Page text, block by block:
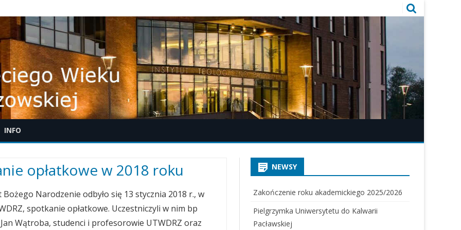
content
INFO
opłatkowe w 2018 roku
Bożego Narodzenie odbyło się 13 stycznia 2018 r., w
spotkanie opłatkowe. Uczestniczyli w nim bp
Wątroba, studenci i profesorowie UTWDRZ oraz
NEWSY
Zakończenie roku akademickiego 2025/2026
Pielgrzymka Uniwersytetu do Kalwarii
Pacławskiej